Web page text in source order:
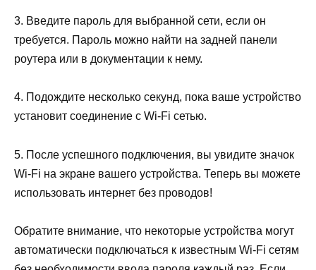
3. Введите пароль для выбранной сети, если он
требуется. Пароль можно найти на задней панели
роутера или в документации к нему.
4. Подождите несколько секунд, пока ваше устройство
установит соединение с Wi-Fi сетью.
5. После успешного подключения, вы увидите значок
Wi-Fi на экране вашего устройства. Теперь вы можете
использовать интернет без проводов!
Обратите внимание, что некоторые устройства могут
автоматически подключаться к известным Wi-Fi сетям